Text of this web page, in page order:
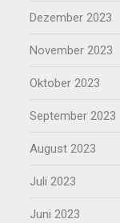
Dezember 2023
November 2023
Oktober 2023
September 2023
August 2023
Juli 2023
Juni 2023